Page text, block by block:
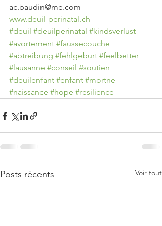
ac.baudin@me.com
www.deuil-perinatal.ch
#deuil #deuilperinatal #kindsverlust
#avortement #faussecouche
#abtreibung #fehlgeburt #feelbetter
#lausanne #conseil #soutien
#deuilenfant #enfant #mortne
#naissance #hope #resilience
Posts récents Voir tout